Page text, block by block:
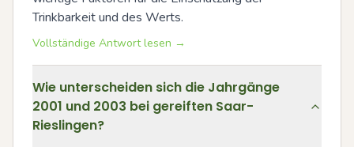
Trinkbarkeit und des Werts.
Vollständige Antwort lesen →
Wie unterscheiden sich die Jahrgänge
2001 und 2003 bei gereiften Saar-
Rieslingen?